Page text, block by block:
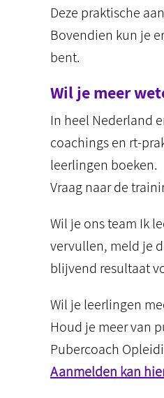
Deze praktische
Bovendien kun je
bent.
Wil je meer
In heel Nederland
coachings en rt-
leerlingen boeken.
Vraag naar de
Wil je ons team Ik
vervullen, meld je
blijvend resultaat
Wil je leerlingen
Houd je meer van
Pubercoach
Aanmelden kan